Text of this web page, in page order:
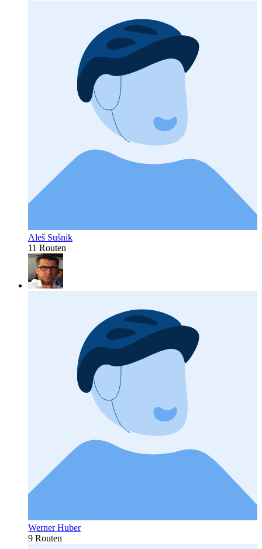
Aleš Sušnik
11 Routen
Werner Huber
9 Routen